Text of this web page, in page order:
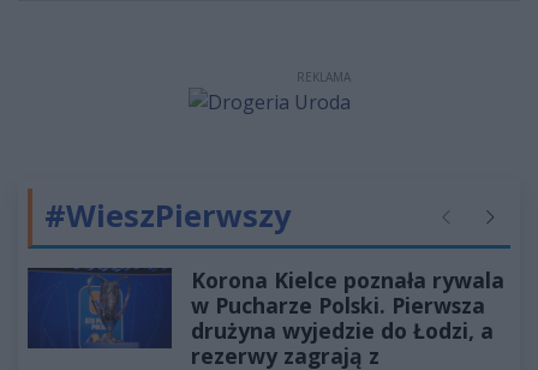
REKLAMA
#WieszPierwszy Poprzednie
Korona Kielce poznała rywala
w Pucharze Polski. Pierwsza
drużyna wyjedzie do Łodzi, a
rezerwy zagrają z